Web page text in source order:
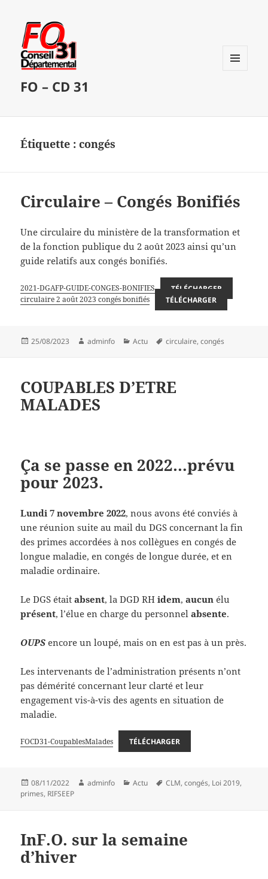
FO – CD 31
Étiquette :congés
Circulaire – Congés Bonifiés
Une circulaire du ministère de la transformation et
de la fonction publique du 2 août 2023 ainsi qu’un
guide relatifs aux congés bonifiés.
2021-DGAFP-GUIDE-CONGES-BONIFIES
TÉLÉCHARGER
circulaire 2 août 2023 congés bonifiés
TÉLÉCHARGER
Publié
25/08/2023 Auteur
adminfo Catégories
Actu
Mots-
circulaire,congés
COUPABLES D’ETRE
MALADES
Ça se passe en 2022…prévu
pour 2023.
Lundi 7 novembre 2022, nous avons été conviés à
une réunion suite au mail du DGS concernant la fin
des primes accordées à nos collègues en congés de
longue maladie, en congés de longue durée, et en
maladie ordinaire.
Le DGS étaitabsent, la DGD RHidem,aucun élu
présent, l’élue en charge du personnelabsente.
OUPS encore un loupé, mais on en est pas à un près.
Les intervenants de l’administration présents n’ont
pas démérité concernant leur clarté et leur
engagement vis-à-vis des agents en situation de
maladie.
FOCD31-CoupablesMalades TÉLÉCHARGER
Publié
le
08/11/2022 Auteur
adminfo Catégories
Actu
Mots-
CLM,congés, Loi 2019,
primes, RIFSEEP
InF.O. sur la semaine
d’hiver